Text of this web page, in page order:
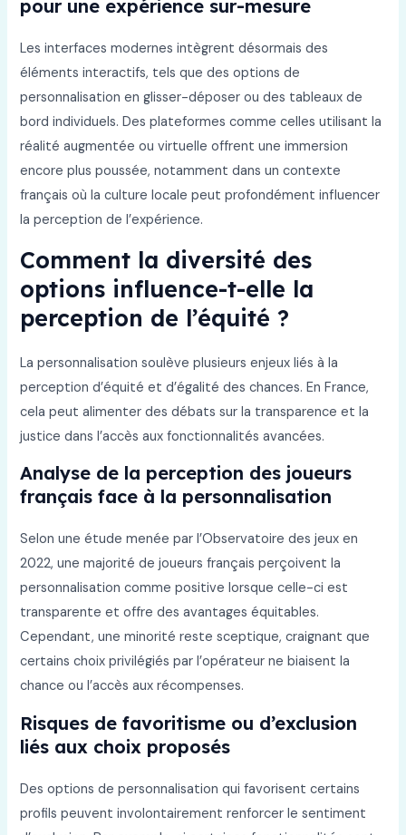
pour une expérience sur-mesure
Les interfaces modernes intègrent désormais des
éléments interactifs, tels que des options de
personnalisation en glisser-déposer ou des tableaux de
bord individuels. Des plateformes comme celles utilisant la
réalité augmentée ou virtuelle offrent une immersion
encore plus poussée, notamment dans un contexte
français où la culture locale peut profondément influencer
la perception de l’expérience.
Comment la diversité des
options influence-t-elle la
perception de l’équité ?
La personnalisation soulève plusieurs enjeux liés à la
perception d’équité et d’égalité des chances. En France,
cela peut alimenter des débats sur la transparence et la
justice dans l’accès aux fonctionnalités avancées.
Analyse de la perception des joueurs
français face à la personnalisation
Selon une étude menée par l’Observatoire des jeux en
2022, une majorité de joueurs français perçoivent la
personnalisation comme positive lorsque celle-ci est
transparente et offre des avantages équitables.
Cependant, une minorité reste sceptique, craignant que
certains choix privilégiés par l’opérateur ne biaisent la
chance ou l’accès aux récompenses.
Risques de favoritisme ou d’exclusion
liés aux choix proposés
Des options de personnalisation qui favorisent certains
profils peuvent involontairement renforcer le sentiment